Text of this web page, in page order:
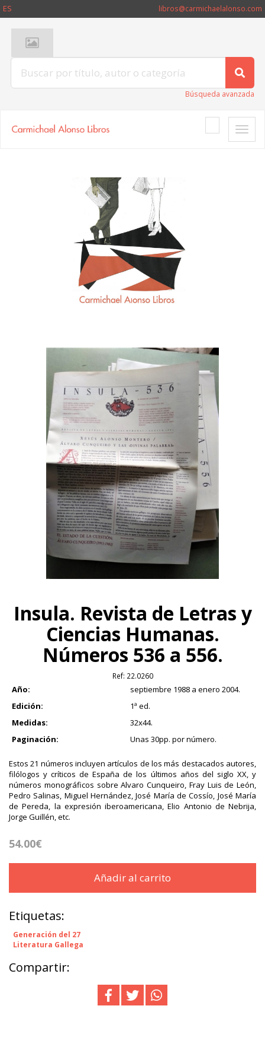
ES libros@carmichaelalonso.com
Búsqueda avanzada
Toggle
Insula. Revista de Letras y
Ciencias Humanas.
Números 536 a 556.
Ref: 22.0260
Año:
septiembre 1988 a enero 2004.
Edición:
1ª ed.
Medidas:
32x44.
Paginación:
Unas 30pp. por número.
Estos 21 números incluyen artículos de los más destacados autores,
filólogos y críticos de España de los últimos años del siglo XX, y
números monográficos sobre Alvaro Cunqueiro, Fray Luis de León,
Pedro Salinas, Miguel Hernández, José María de Cossío, José María
de Pereda, la expresión iberoamericana, Elio Antonio de Nebrija,
Jorge Guillén, etc.
54.00€
Añadir al carrito
Etiquetas:
Generación del 27
Literatura Gallega
Compartir: